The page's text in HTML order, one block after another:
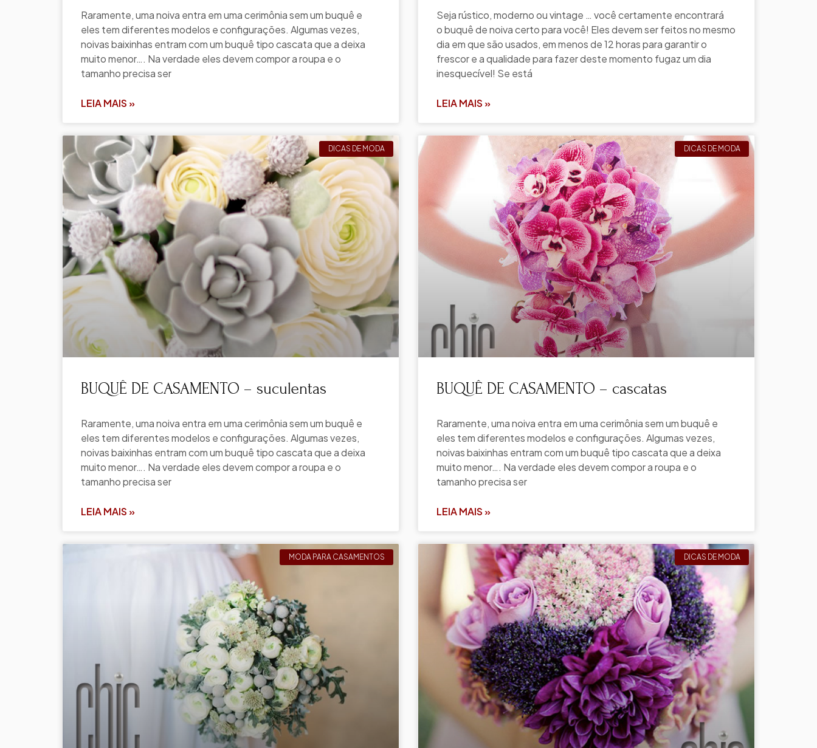
Raramente, uma noiva entra em uma cerimônia sem um buquê e
eles tem diferentes modelos e configurações. Algumas vezes,
noivas baixinhas entram com um buquê tipo cascata que a deixa
muito menor…. Na verdade eles devem compor a roupa e o
tamanho precisa ser
LEIA MAIS »
Seja rústico, moderno ou vintage … você certamente encontrará
o buquê de noiva certo para você! Eles devem ser feitos no mesmo
dia em que são usados, em menos de 12 horas para garantir o
frescor e a qualidade para fazer deste momento fugaz um dia
inesquecível! Se está
LEIA MAIS »
DICAS DE MODA
BUQUÊ DE CASAMENTO – suculentas
Raramente, uma noiva entra em uma cerimônia sem um buquê e
eles tem diferentes modelos e configurações. Algumas vezes,
noivas baixinhas entram com um buquê tipo cascata que a deixa
muito menor…. Na verdade eles devem compor a roupa e o
tamanho precisa ser
LEIA MAIS »
DICAS DE MODA
BUQUÊ DE CASAMENTO – cascatas
Raramente, uma noiva entra em uma cerimônia sem um buquê e
eles tem diferentes modelos e configurações. Algumas vezes,
noivas baixinhas entram com um buquê tipo cascata que a deixa
muito menor…. Na verdade eles devem compor a roupa e o
tamanho precisa ser
LEIA MAIS »
MODA PARA CASAMENTOS DICAS DE MODA